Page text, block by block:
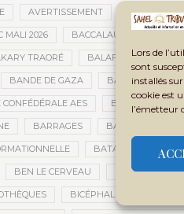
Lors de
sont
installés
cookie est
l’émetteur
AVERTISSEMENT AVIATION
MALI 2026 BACCALAURÉAT
TRAORÉ BALAFON
BANDE DE GAZA BANDIAGARA
AES BANQUE
BARRAGES BARRICADES
BATAILLON
BEN LE CERVEAU BÉNIN
BICÉPHALISME